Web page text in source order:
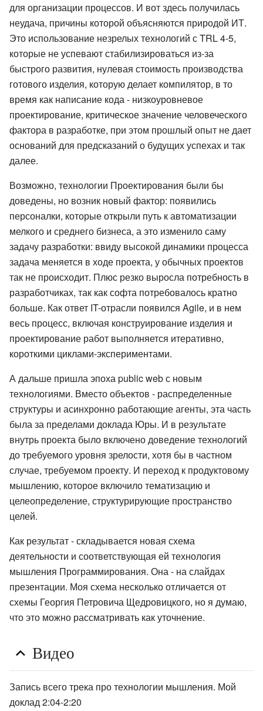
для организации процессов. И вот здесь получилась
неудача, причины которой объясняются природой ИТ.
Это использование незрелых технологий с TRL 4-5,
которые не успевают стабилизироваться из-за
быстрого развития, нулевая стоимость производства
готового изделия, которую делает компилятор, в то
время как написание кода - низкоуровневое
проектирование, критическое значение человеческого
фактора в разработке, при этом прошлый опыт не дает
оснований для предсказаний о будущих успехах и так
далее.
Возможно, технологии Проектирования были бы
доведены, но возник новый фактор: появились
персоналки, которые открыли путь к автоматизации
мелкого и среднего бизнеса, а это изменило саму
задачу разработки: ввиду высокой динамики процесса
задача меняется в ходе проекта, у обычных проектов
так не происходит. Плюс резко выросла потребность в
разработчиках, так как софта потребовалось кратно
больше. Как ответ IT-отрасли появился Agile, и в нем
весь процесс, включая конструирование изделия и
проектирование работ выполняется итеративно,
короткими циклами-экспериментами.
А дальше пришла эпоха public web с новым
технологиями. Вместо объектов - распределенные
структуры и асинхронно работающие агенты, эта часть
была за пределами доклада Юры. И в результате
внутрь проекта было включено доведение технологий
до требуемого уровня зрелости, хотя бы в частном
случае, требуемом проекту. И переход к продуктовому
мышлению, которое включило тематизацию и
целеопределение, структурирующие пространство
целей.
Как результат - складывается новая схема
деятельности и соответствующая ей технология
мышления Программирования. Она - на слайдах
презентации. Моя схема несколько отличается от
схемы Георгия Петровича Щедровицкого, но я думаю,
что это можно рассматривать как уточнение.
Видео
Запись всего трека про технологии мышления. Мой
доклад 2:04-2:20